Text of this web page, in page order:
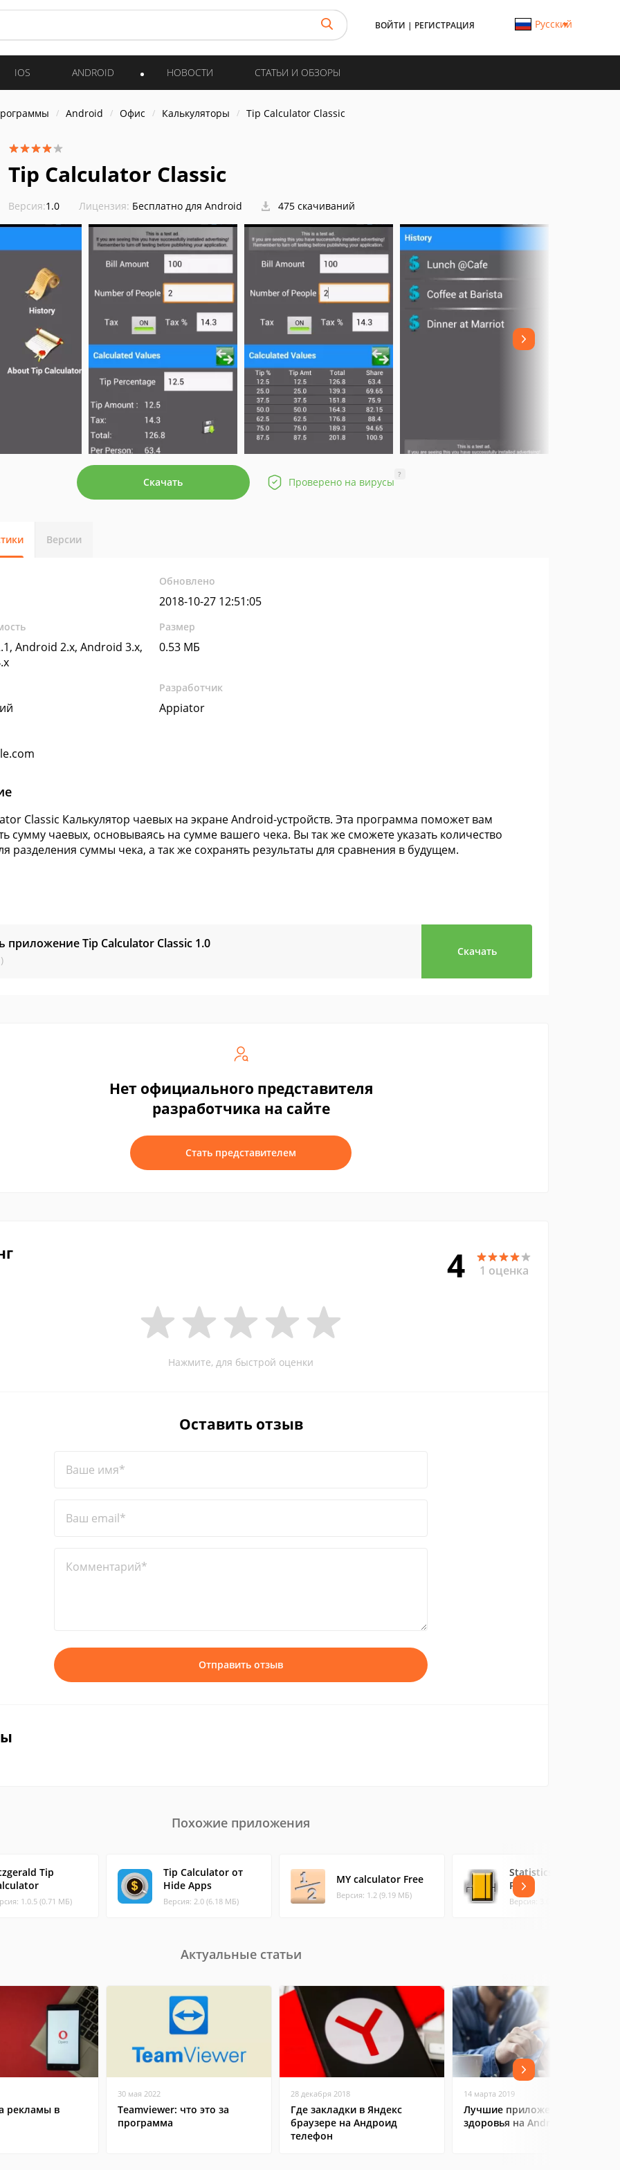
ВОЙТИ | РЕГИСТРАЦИЯ Русский
IOS ANDROID НОВОСТИ СТАТЬИ И ОБЗОРЫ
Android Офис Калькуляторы Tip Calculator Classic
Tip Calculator Classic
Версия:1.0 Лицензия: Бесплатно для Android 475 скачиваний
Скачать Проверено на вирусы
?
Версии
Обновлено
2018-10-27 12:51:05
Android 2.x, Android 3.x,
Размер
0.53 МБ
Разработчик
Appiator
Classic Калькулятор чаевых на экране Android-устройств. Эта программа поможет вам
сумму чаевых, основываясь на сумме вашего чека. Вы так же сможете указать количество
разделения суммы чека, а так же сохранять результаты для сравнения в будущем.
приложение Tip Calculator Classic 1.0
Скачать
Нет официального представителя
разработчика на сайте
Стать представителем
4 1 оценка
Нажмите, для быстрой оценки
Оставить отзыв
Ваше имя*
Ваш email*
Комментарий*
Отправить отзыв
Похожие приложения
Tip
1.0.5 (0.71 МБ)
Tip Calculator от
Hide Apps
Версия: 2.0 (6.18 МБ)
MY calculator Free
Версия: 1.2 (9.19 МБ)
Statistics Calculator
Pro
Версия: 3.0.2 (0.83 МБ)
Актуальные статьи
рекламы в
30 мая 2022
Teamviewer: что это за
программа
28 декабря 2018
Где закладки в Яндекс
браузере на Андроид
телефон
14 марта 2019
Лучшие приложения для
здоровья на Android